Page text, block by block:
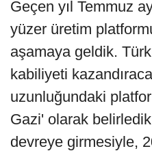
Geçen yıl Temmuz
yüzer üretim
aşamaya geldik.
kabiliyeti
uzunluğundaki
Gazi' olarak
devreye girmesiyle,